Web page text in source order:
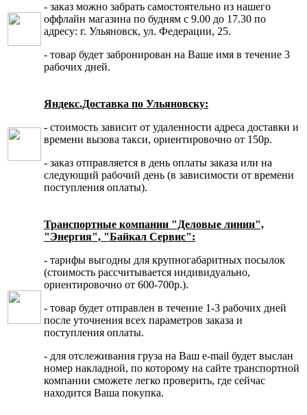
- заказ можно забрать самостоятельно из нашего
оффлайн магазина по будням с 9.00 до 17.30 по
адресу: г. Ульяновск, ул. Федерации, 25.
- товар будет забронирован на Ваше имя в течение 3
рабочих дней.
Яндекс.Доставка по Ульяновску:
- стоимость зависит от удаленности адреса доставки и
времени вызова такси, ориентировочно от 150р.
- заказ отправляется в день оплаты заказа или на
следующий рабочий день (в зависимости от времени
поступления оплаты).
Транспортные компании "Деловые линии",
"Энергия", "Байкал Сервис":
- тарифы выгодны для крупногабаритных посылок
(стоимость рассчитывается индивидуально,
ориентировочно от 600-700р.).
- товар будет отправлен в течение 1-3 рабочих дней
после уточнения всех параметров заказа и
поступления оплаты.
- для отслеживания груза на Ваш e-mail будет выслан
номер накладной, по которому на сайте транспортной
компании сможете легко проверить, где сейчас
находится Ваша покупка.